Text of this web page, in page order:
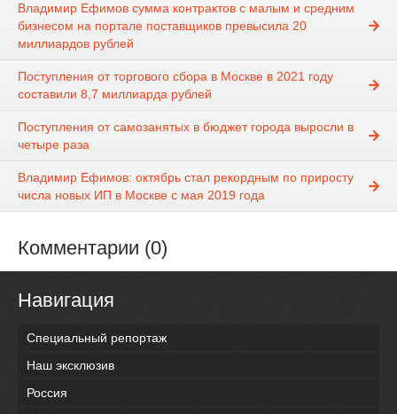
Владимир Ефимов сумма контрактов с малым и средним
бизнесом на портале поставщиков превысила 20
миллиардов рублей
Поступления от торгового сбора в Москве в 2021 году
составили 8,7 миллиарда рублей
Поступления от самозанятых в бюджет города выросли в
четыре раза
Владимир Ефимов: октябрь стал рекордным по приросту
числа новых ИП в Москве с мая 2019 года
Комментарии (0)
Навигация
Специальный репортаж
Наш эксклюзив
Россия